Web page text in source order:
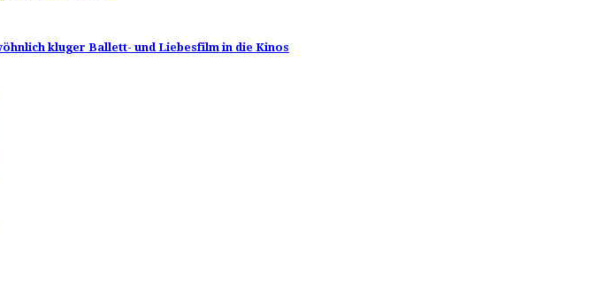
kluger Ballett- und Liebesfilm in die Kinos